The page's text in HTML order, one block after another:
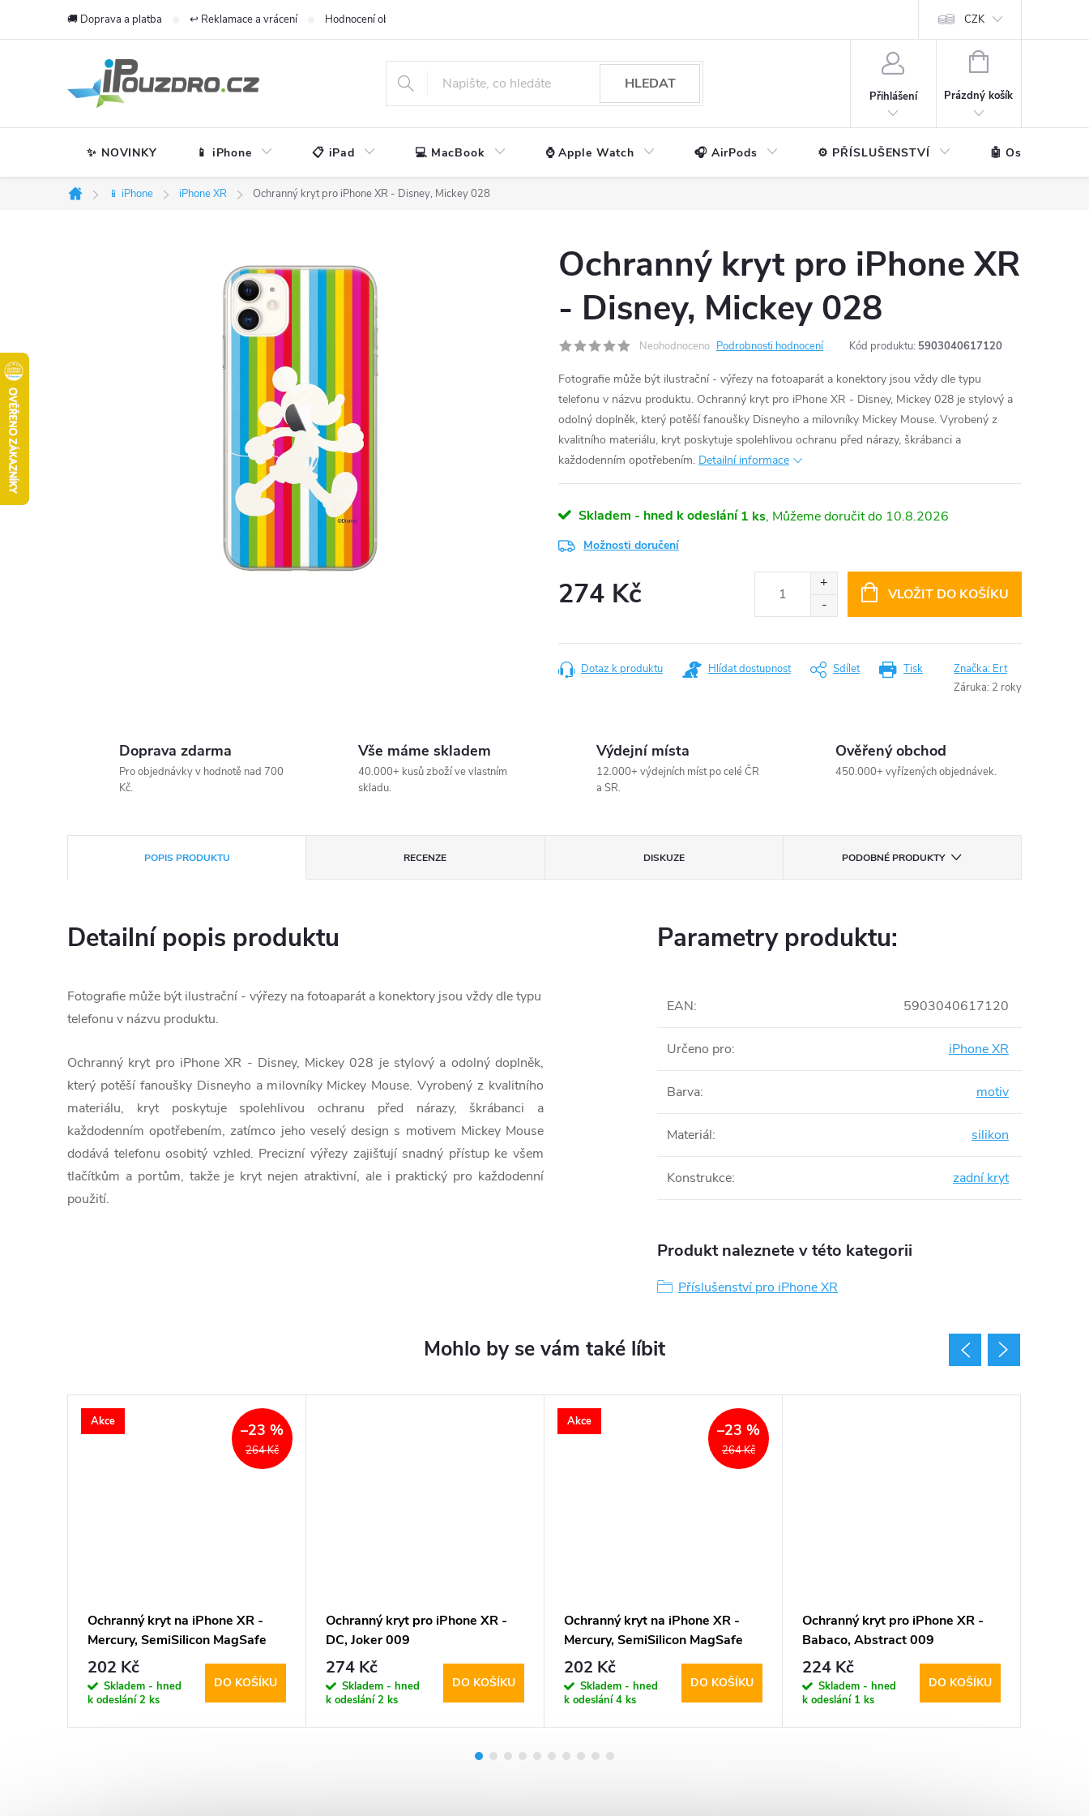
🚚 Doprava a platba ↩️ Reklamace a vrácení Hodnocení obchodu CZK
HLEDAT
Přihlášení
NÁKUPNÍ
Prázdný košík
✨ NOVINKY 📱 iPhone 📋 iPad 💻 MacBook ⌚ Apple Watch 🎧 AirPods ⚙️ PŘÍSLUŠENSTVÍ 🤖 Ostatní
Domů
📱 iPhone iPhone XR Ochranný kryt pro iPhone XR - Disney, Mickey 028
Ochranný kryt pro iPhone XR
- Disney, Mickey 028
Neohodnoceno Podrobnosti hodnocení Kód produktu: 5903040617120
Fotografie může být ilustrační - výřezy na fotoaparát a konektory jsou vždy dle typu
telefonu v názvu produktu. Ochranný kryt pro iPhone XR - Disney, Mickey 028 je stylový a
odolný doplněk, který potěší fanoušky Disneyho a milovníky Mickey Mouse. Vyrobený z
kvalitního materiálu, kryt poskytuje spolehlivou ochranu před nárazy, škrábanci a
každodenním opotřebením. Detailní informace
Skladem - hned k odeslání 1 ks 10.8.2026
Možnosti doručení
274 Kč VLOŽIT DO KOŠÍKU
Tisk
Dotaz k produktu Hlídat dostupnost Sdílet Značka: Ert
Záruka: 2 roky
Doprava zdarma
Pro objednávky v hodnotě nad 700
Kč.
Vše máme skladem
40.000+ kusů zboží ve vlastním
skladu.
Výdejní místa
12.000+ výdejních míst po celé ČR
a SR.
Ověřený obchod
450.000+ vyřízených objednávek.
POPIS PRODUKTU RECENZE DISKUZE PODOBNÉ PRODUKTY
Detailní popis produktu
Fotografie může být ilustrační - výřezy na fotoaparát a konektory jsou vždy dle typu
telefonu v názvu produktu.
Ochranný kryt pro iPhone XR - Disney, Mickey 028 je stylový a odolný doplněk,
který potěší fanoušky Disneyho a milovníky Mickey Mouse. Vyrobený z kvalitního
materiálu, kryt poskytuje spolehlivou ochranu před nárazy, škrábanci a
každodenním opotřebením, zatímco jeho veselý design s motivem Mickey Mouse
dodává telefonu osobitý vzhled. Precizní výřezy zajišťují snadný přístup ke všem
tlačítkům a portům, takže je kryt nejen atraktivní, ale i praktický pro každodenní
použití.
Parametry produktu:
EAN: 5903040617120
Určeno pro: iPhone XR
Barva: motiv
Materiál: silikon
Konstrukce: zadní kryt
Produkt naleznete v této kategorii
Příslušenství pro iPhone XR
Akce
264 Kč
–23 %
Ochranný kryt na iPhone XR -
Mercury, SemiSilicon MagSafe
Stone
202 Kč
Skladem - hned
k odeslání2 ks
DO KOŠÍKU
Ochranný kryt pro iPhone XR -
DC, Joker 009
274 Kč
Skladem - hned
k odeslání2 ks
DO KOŠÍKU
Akce
264 Kč
–23 %
Ochranný kryt na iPhone XR -
Mercury, SemiSilicon MagSafe
Purple
202 Kč
Skladem - hned
k odeslání4 ks
DO KOŠÍKU
Ochranný kryt pro iPhone XR -
Babaco, Abstract 009
224 Kč
Skladem - hned
k odeslání 1 ks
DO KOŠÍKU